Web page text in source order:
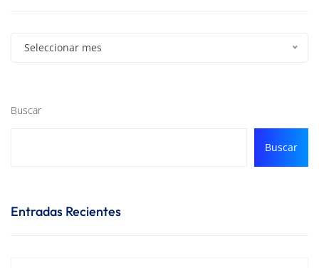
Seleccionar mes
Buscar
Buscar
Entradas Recientes